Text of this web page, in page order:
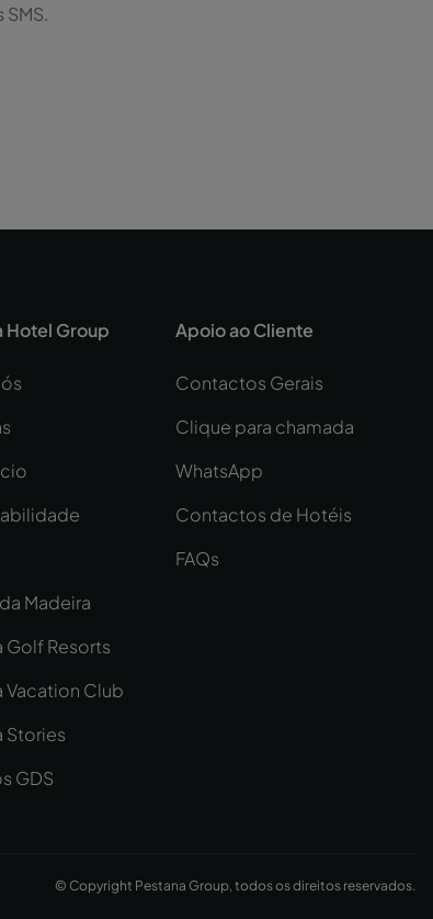
Hotel Group
Madeira
Golf Resorts
Vacation Club
Stories
GDS
Apoio ao Cliente
Contactos Gerais
Clique para chamada
WhatsApp
Contactos de Hotéis
FAQs
© Copyright Pestana Group, todos os direitos reservados.